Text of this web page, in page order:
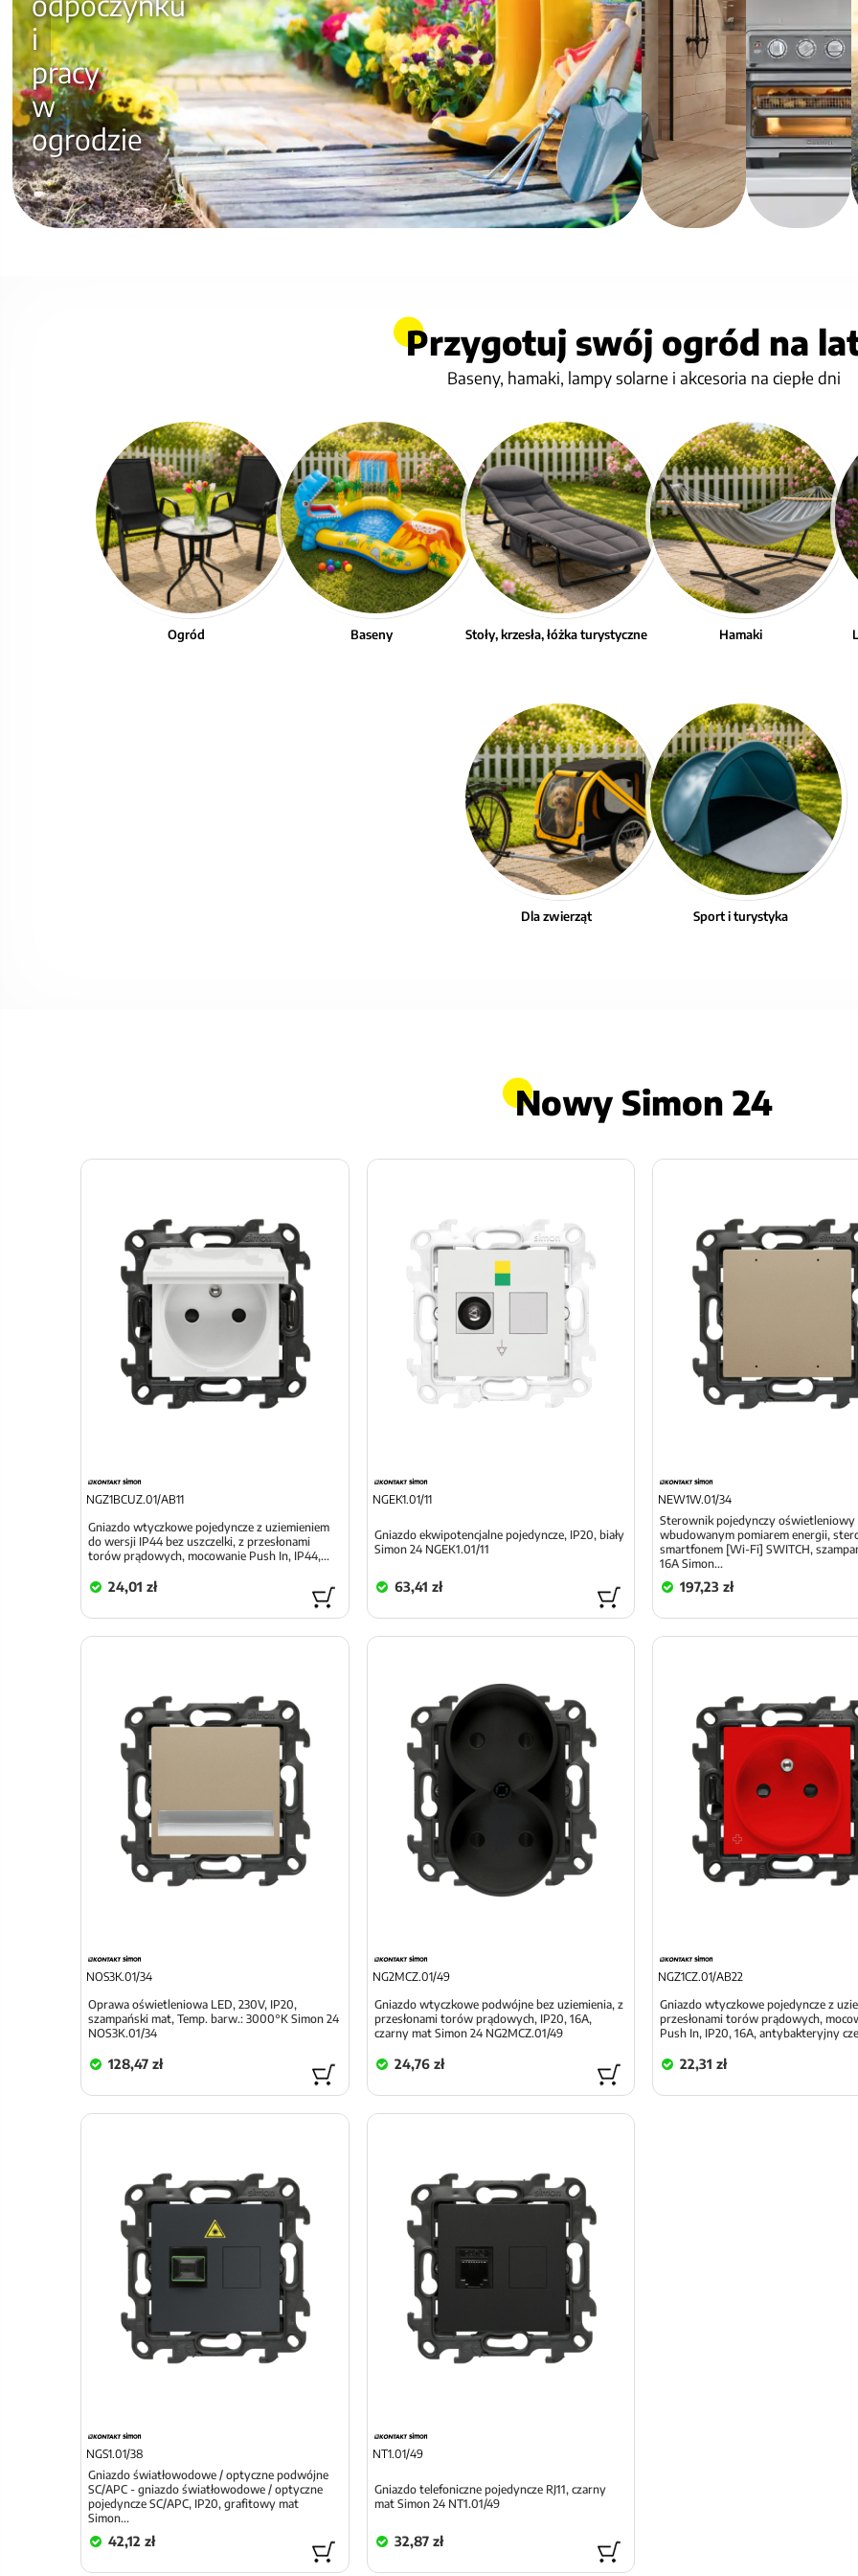
Przygotuj swój ogród na
Baseny, hamaki, lampy solarne i akcesoria na ciepłe dni
Ogród Baseny Stoły, krzesła, łóżka turystyczne Hamaki
Dla zwierząt Sport i turystyka
Nowy Simon 24
NGZ1BCUZ.01/AB11
Gniazdo wtyczkowe pojedyncze z uziemieniem
do wersji IP44 bez uszczelki, z przesłonami
torów prądowych, mocowanie Push In, IP44,...
24,01 zł
NGEK1.01/11
Gniazdo ekwipotencjalne pojedyncze, IP20, biały
Simon 24 NGEK1.01/11
63,41 zł
NEW1W.01/34
Sterownik pojedynczy oświetleniowy
wbudowanym pomiarem energii,
smartfonem [Wi-Fi] SWITCH,
16A Simon...
197,23 zł
NOS3K.01/34
Oprawa oświetleniowa LED, 230V, IP20,
szampański mat, Temp. barw.: 3000°K Simon 24
NOS3K.01/34
128,47 zł
NG2MCZ.01/49
Gniazdo wtyczkowe podwójne bez uziemienia, z
przesłonami torów prądowych, IP20, 16A,
czarny mat Simon 24 NG2MCZ.01/49
24,76 zł
NGZ1CZ.01/AB22
Gniazdo wtyczkowe pojedyncze z
przesłonami torów prądowych,
Push In, IP20, 16A, antybakteryjny
22,31 zł
NGS1.01/38
Gniazdo światłowodowe / optyczne podwójne
SC/APC - gniazdo światłowodowe / optyczne
pojedyncze SC/APC, IP20, grafitowy mat
Simon...
42,12 zł
NT1.01/49
Gniazdo telefoniczne pojedyncze RJ11, czarny
mat Simon 24 NT1.01/49
32,87 zł